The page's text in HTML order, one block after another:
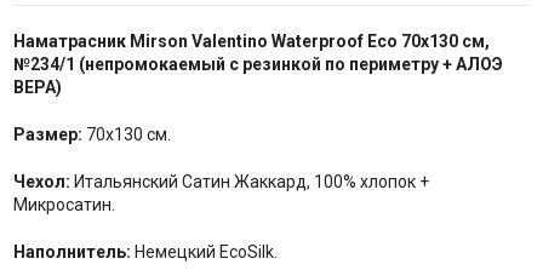
Наматрасник Mirson Valentino Waterproof Eco 70x130 см,
№234/1 (непромокаемый с резинкой по периметру + АЛОЭ
ВЕРА)
Размер: 70x130 см.
Чехол: Итальянский Сатин Жаккард, 100% хлопок +
Микросатин.
Наполнитель: Немецкий EcoSilk.